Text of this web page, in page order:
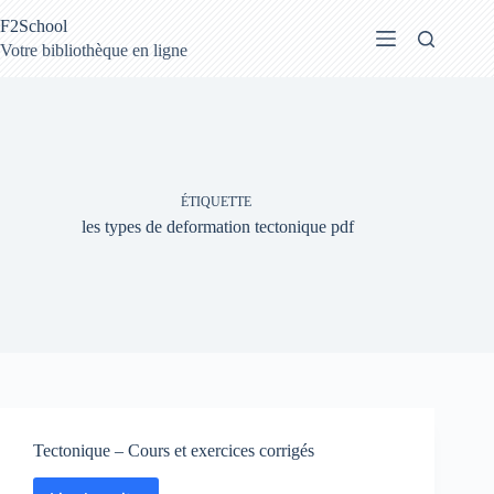
au
contenu
F2School
Votre bibliothèque en ligne
ÉTIQUETTE
les types de deformation tectonique pdf
Tectonique – Cours et exercices corrigés